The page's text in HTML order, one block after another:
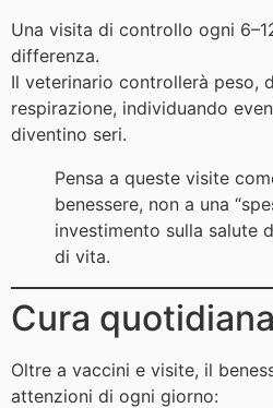
Una visita di controllo ogni
differenza.
Il veterinario controllerà peso,
respirazione, individuando
diventino seri.
Pensa a queste visite
benessere, non a una
investimento sulla salute
di vita.
Cura
Oltre a vaccini e visite, il
attenzioni di ogni giorno: